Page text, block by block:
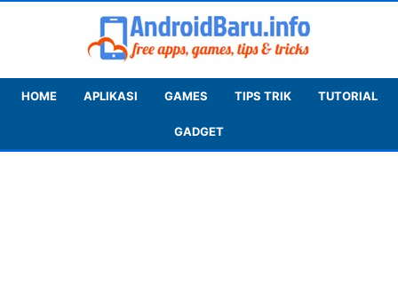
HOME APLIKASI GAMES TIPS TRIK TUTORIAL
GADGET